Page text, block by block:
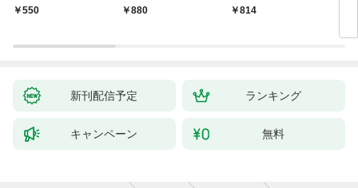
￥550
聞（1）～
880 814
新刊配信予定 ランキング
キャンペーン 無料